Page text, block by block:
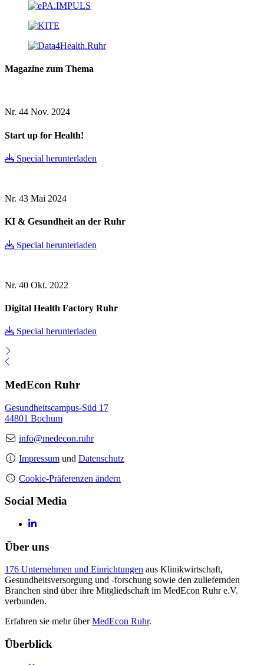
Magazine zum Thema
Nr. 44 Nov. 2024
Start up for Health!
Special herunterladen
Nr. 43 Mai 2024
KI & Gesundheit an der Ruhr
Special herunterladen
Nr. 40 Okt. 2022
Digital Health Factory Ruhr
Special herunterladen
MedEcon Ruhr
Gesundheitscampus-Süd 17
44801 Bochum
info@medecon.ruhr
Impressum und Datenschutz
Cookie-Präferenzen ändern
Social Media
Über uns
176 Unternehmen und Einrichtungen aus Klinikwirtschaft,
Gesundheitsversorgung und -forschung sowie den zuliefernden
Branchen sind über ihre Mitgliedschaft im MedEcon Ruhr e.V.
verbunden.
Erfahren sie mehr überMedEcon Ruhr.
Überblick